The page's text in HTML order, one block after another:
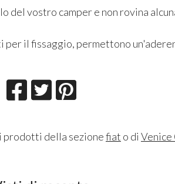
del vostro camper e non rovina
il fissaggio, permettono
prodotti della sezionefiat o di Venice